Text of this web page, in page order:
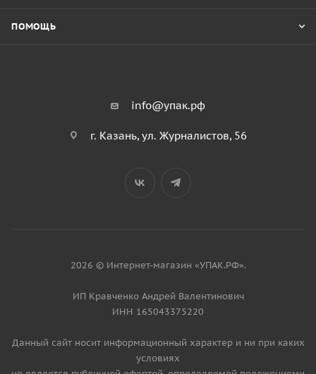
ПОМОЩЬ
info@упак.рф
г. Казань, ул. Журналистов, 56
2026 © Интернет-магазин «УПАК.РФ».
ИП Кравченко Андрей Валентинович
ИНН 165043375220
Данный сайт носит информационный характер и ни при каких
условиях